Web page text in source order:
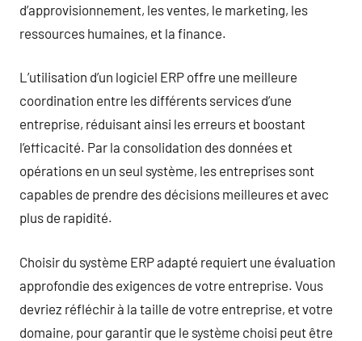
d’approvisionnement, les ventes, le marketing, les
ressources humaines, et la finance.
L’utilisation d’un logiciel ERP offre une meilleure
coordination entre les différents services d’une
entreprise, réduisant ainsi les erreurs et boostant
l’efficacité. Par la consolidation des données et
opérations en un seul système, les entreprises sont
capables de prendre des décisions meilleures et avec
plus de rapidité.
Choisir du système ERP adapté requiert une évaluation
approfondie des exigences de votre entreprise. Vous
devriez réfléchir à la taille de votre entreprise, et votre
domaine, pour garantir que le système choisi peut être